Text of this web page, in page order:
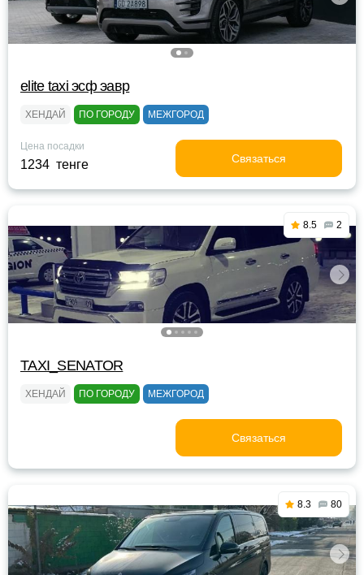
elite taxi эсф эавр
ХЕНДАЙ ПО ГОРОДУ МЕЖГОРОД
Цена посадки
1234 тенге Связаться
8.5 2
TAXI_SENATOR
ХЕНДАЙ ПО ГОРОДУ МЕЖГОРОД
Связаться
8.3 80